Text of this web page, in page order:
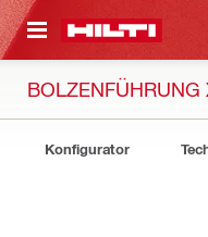
Konfigurator